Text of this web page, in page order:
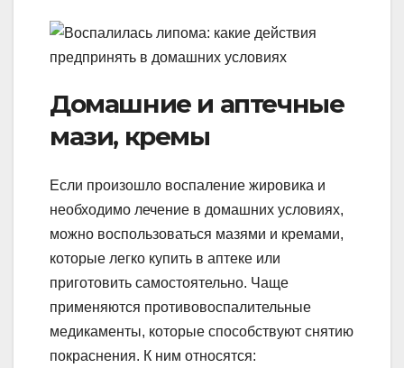
Домашние и аптечные
мази, кремы
Если произошло воспаление жировика и
необходимо лечение в домашних условиях,
можно воспользоваться мазями и кремами,
которые легко купить в аптеке или
приготовить самостоятельно. Чаще
применяются противовоспалительные
медикаменты, которые способствуют снятию
покраснения. К ним относятся: